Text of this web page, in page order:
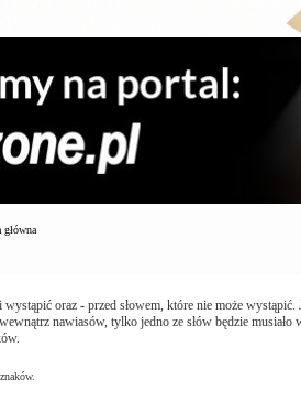
główna
wystąpić oraz - przed słowem, które nie może wystąpić.
wewnątrz nawiasów, tylko jedno ze słów będzie musiało